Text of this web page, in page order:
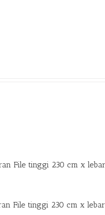
File tinggi 230 cm x
File tinggi 230 cm x